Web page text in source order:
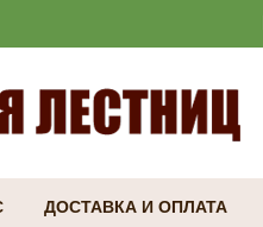
ДОСТАВКА И ОПЛАТА